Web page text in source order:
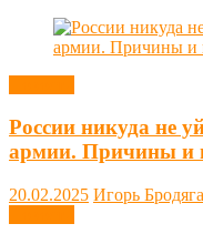
России никуда не
армии. Причины и
20.02.2025 Игорь Бродяга